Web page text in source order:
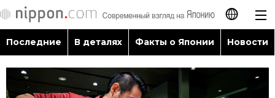
日本語
Последние В деталях Факты о Японии Новости